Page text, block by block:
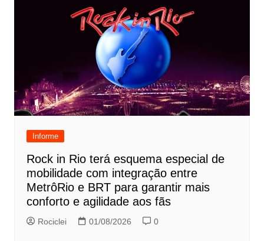
Informe
Rock in Rio terá esquema especial de
mobilidade com integração entre
MetrôRio e BRT para garantir mais
conforto e agilidade aos fãs
Rociclei 01/08/2026 0